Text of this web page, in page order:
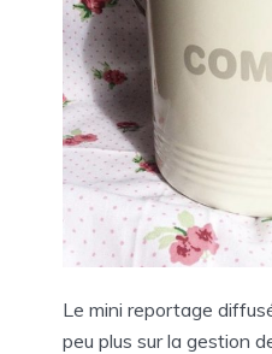
Le mini reportage
peu plus sur la gestion